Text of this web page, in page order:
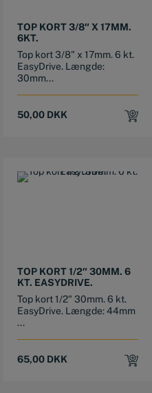
TOP KORT 3/8″ X 17MM.
6KT.
Top kort 3/8" x 17mm. 6 kt.
EasyDrive. Længde:
30mm...
50,00 DKK
TOP KORT 1/2″ 30MM. 6
KT. EASYDRIVE.
Top kort 1/2" 30mm. 6 kt.
EasyDrive. Længde: 44mm
...
65,00 DKK